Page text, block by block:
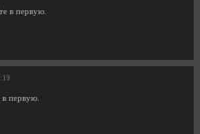
в первую.
в первую.